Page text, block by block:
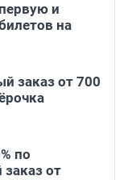
и
на
заказ от 700
по
от